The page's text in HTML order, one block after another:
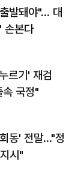
발돼야"… 대
손본다
르기' 재검
국정"
동' 전말…"정
시"